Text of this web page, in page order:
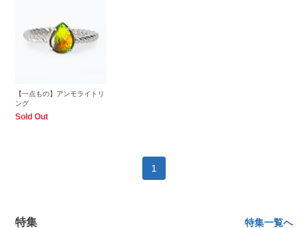
【一点もの】アンモライトリ
ング
Sold Out
1
特集 特集一覧へ